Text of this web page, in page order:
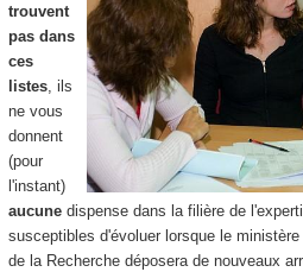
trouvent
pas dans
ces
listes, ils
ne vous
donnent
(pour
l'instant)
aucunedispense dans la filière de
susceptibles d'évoluer lorsque le
de la Recherche déposera de nouveaux